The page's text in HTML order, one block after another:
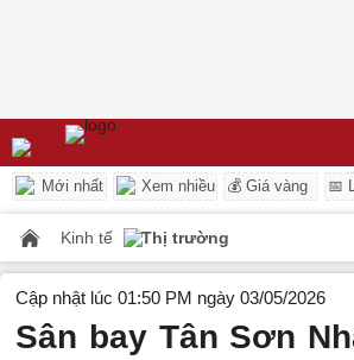
Mới nhất Xem nhiều 💰 Giá vàng 📅
Kinh tế Thị trường
Cập nhật lúc 01:50 PM ngày 03/05/2026
Sân bay Tân Sơn